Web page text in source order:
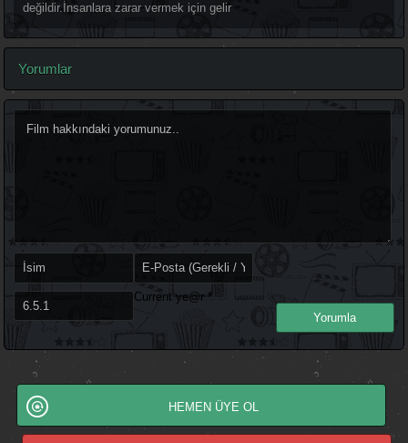
değildir.İnsanlara zarar vermek için gelir
Yorumlar
Current ye@r *
HEMEN ÜYE OL